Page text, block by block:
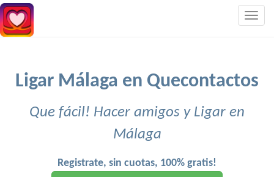
Ligar Málaga en Quecontactos
Que fácil! Hacer amigos y Ligar en
Málaga
Registrate, sin cuotas, 100% gratis!